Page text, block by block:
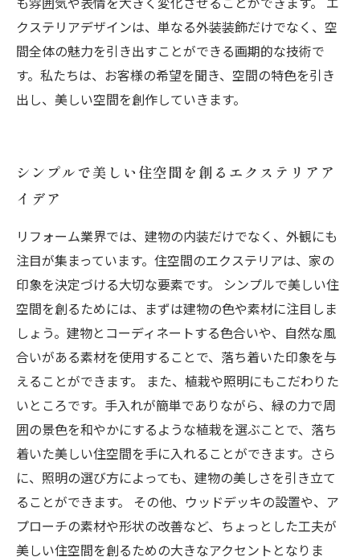
クステリアデザインは、単なる外装装飾だけでなく、空
間全体の魅力を引き出すことができる画期的な技術で
す。私たちは、お客様の希望を聞き、空間の特色を引き
出し、美しい空間を創作していきます。
シンプルで美しい住空間を創るエクステリアア
イデア
リフォーム業界では、建物の内装だけでなく、外観にも
注目が集まっています。住空間のエクステリアは、家の
印象を決定づける大切な要素です。 シンプルで美しい住
空間を創るためには、まずは建物の色や素材に注目しま
しょう。建物とコーディネートする色合いや、自然な風
合いがある素材を使用することで、落ち着いた印象を与
えることができます。 また、植栽や照明にもこだわりた
いところです。手入れが簡単でありながら、緑の力で周
囲の景色を和やかにするような植栽を選ぶことで、落ち
着いた美しい住空間を手に入れることができます。さら
に、照明の選び方によっても、建物の美しさを引き立て
ることができます。 その他、ウッドデッキの設置や、ア
プローチの素材や形状の改善など、ちょっとした工夫が
美しい住空間を創るための大きなアクセントとなりま